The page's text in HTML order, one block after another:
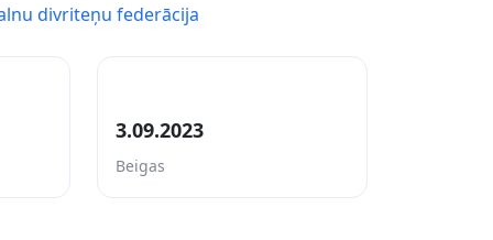
divriteņu federācija
3.09.2023
Beigas